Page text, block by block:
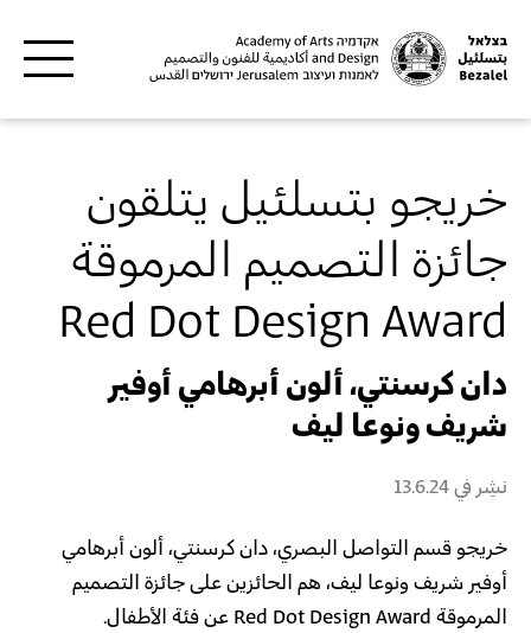
خريجو بتسلئيل يتلقون
جائزة التصميم المرموقة
Red Dot Design Award
دان كرسنتي، ألون أبرهامي أوفير
شريف ونوعا ليف
نشِر في13.6.24
خريجو قسم التواصل البصري،دان كرسنتي، ألون أبرهامي
أوفير شريف ونوعا ليف، هم الحائزين على جائزة التصميم
المرموقة Red Dot Design Award عن فئة الأطفال.